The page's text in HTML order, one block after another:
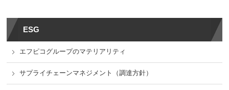
ESG
エフピコグループのマテリアリティ
サプライチェーンマネジメント（調達方針）